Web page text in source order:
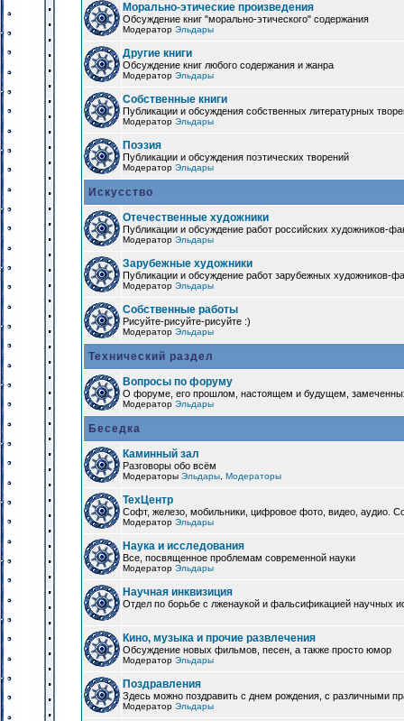
Морально-этические произведения
Обсуждение книг "морально-этического" содержания
Модератор Эльдары
Другие книги
Обсуждение книг любого содержания и жанра
Модератор Эльдары
Собственные книги
Публикации и обсуждения собственных литературных
Модератор Эльдары
Поэзия
Публикации и обсуждения поэтических творений
Модератор Эльдары
Искусство
Отечественные художники
Публикации и обсуждение работ российских художников-
Модератор Эльдары
Зарубежные художники
Публикации и обсуждение работ зарубежных художников-
Модератор Эльдары
Собственные работы
Рисуйте-рисуйте-рисуйте :)
Модератор Эльдары
Технический раздел
Вопросы по форуму
О форуме, его прошлом, настоящем и будущем,
Модератор Эльдары
Беседка
Каминный зал
Разговоры обо всём
Модераторы Эльдары Модераторы
ТехЦентр
Софт, железо, мобильники, цифровое фото, видео, аудио.
Модератор Эльдары
Наука и исследования
Все, посвященное проблемам современной науки
Модератор Эльдары
Научная инквизиция
Отдел по борьбе с лженаукой и фальсификацией научных
Кино, музыка и прочие развлечения
Обсуждение новых фильмов, песен, а также просто юмор
Модератор Эльдары
Поздравления
Здесь можно поздравить с днем рождения, с различными
Модератор Эльдары